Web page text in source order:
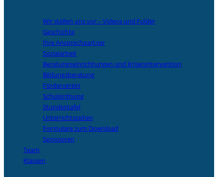
Wir stellen uns vor – Videos und Folder
Geschichte
Ihre Ansprechpartner
Sozialarbeit
Beratungseinrichtungen und Krisenintervention
Bildungsberatung
Förderverein
Schulordnung
Stundentafel
Unterrichtszeiten
Formulare zum Download
Sponsoren
Team
Klassen